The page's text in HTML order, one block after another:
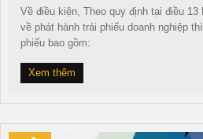
Về điều kiện, Theo quy định tại điều 13
về phát hành trái phiếu doanh nghiệp
phiếu bao gồm:
Xem thêm